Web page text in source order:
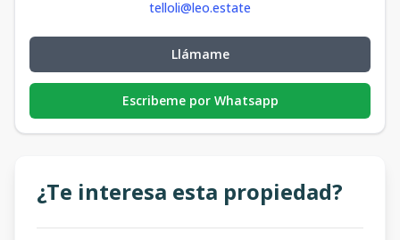
telloli@leo.estate
Llámame
Escribeme por Whatsapp
¿Te interesa esta propiedad?